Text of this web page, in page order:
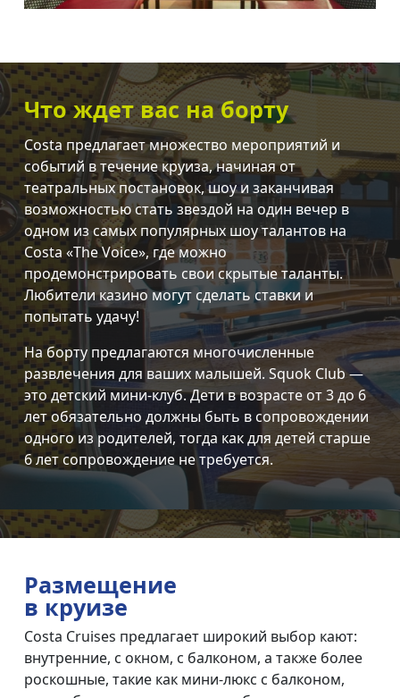
Что ждет вас на борту
Costa предлагает множество мероприятий и
событий в течение круиза, начиная от
театральных постановок, шоу и заканчивая
возможностью стать звездой на один вечер в
одном из самых популярных шоу талантов на
Costa «The Voice», где можно
продемонстрировать свои скрытые таланты.
Любители казино могут сделать ставки и
попытать удачу!
На борту предлагаются многочисленные
развлечения для ваших малышей. Squok Club —
это детский мини-клуб. Дети в возрасте от 3 до 6
лет обязательно должны быть в сопровождении
одного из родителей, тогда как для детей старше
6 лет сопровождение не требуется.
Размещение
в круизе
Сosta Cruises предлагает широкий выбор кают:
внутренние, с окном, с балконом, а также более
роскошные, такие как мини-люкс с балконом,